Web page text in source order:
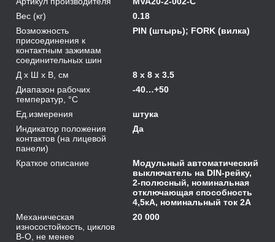
Вес (кг)
0.18
Возможность
присоединения к
контактным зажимам
соединительных шин
PIN (штырь); FORK (вилка)
Д х Ш х В, см
8 x 8 x 3.5
Диапазон рабочих
температур, °С
-40…+50
Ед.измерения
штука
Индикатор положения
контактов (на лицевой
панели)
Да
Краткое описание
Модульный автоматический
выключатель на DIN-рейку,
2-полюсный, номинальная
отключающая способность
4,5кА, номинальный ток 2А
Механическая
износостойкость, циклов
В-О, не менее
20 000